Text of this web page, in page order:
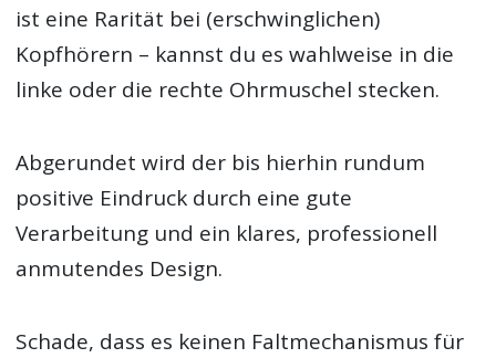
ist eine Rarität bei (erschwinglichen)
Kopfhörern – kannst du es wahlweise in die
linke oder die rechte Ohrmuschel stecken.
Abgerundet wird der bis hierhin rundum
positive Eindruck durch eine gute
Verarbeitung und ein klares, professionell
anmutendes Design.
Schade, dass es keinen Faltmechanismus für